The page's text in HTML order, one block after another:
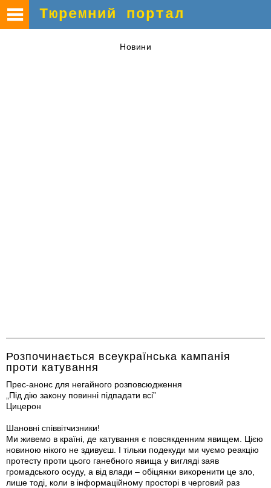
Тюремний портал
Новини
Розпочинається всеукраїнська кампанія
проти катування
Прес-анонс для негайного розповсюдження
„Під дію закону повинні підпадати всі”
Цицерон
Шановні співвітчизники!
Ми живемо в країні, де катування є повсякденним явищем. Цією
новиною нікого не здивуєш. І тільки подекуди ми чуємо реакцію
протесту проти цього ганебного явища у вигляді заяв
громадського осуду, а від влади – обіцянки викоренити це зло,
лише тоді, коли в інформаційному просторі в черговий раз